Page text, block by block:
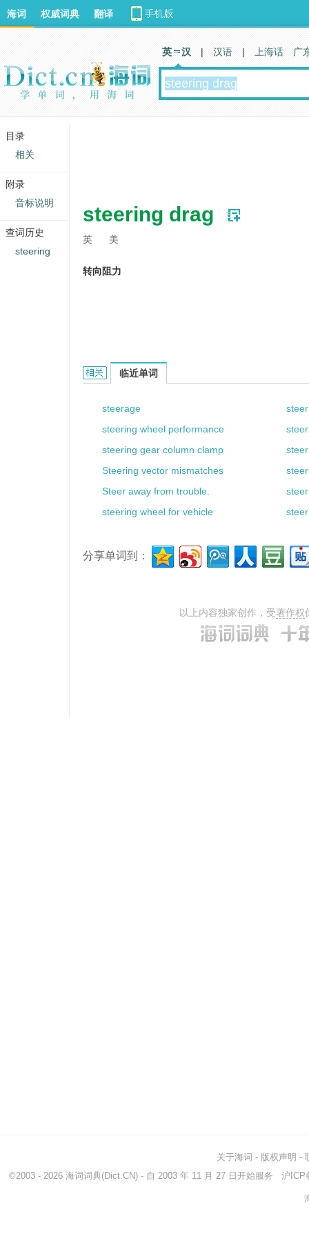
steering drag
英 美
转向阻力
steering drag的相关资料：
临近单词
steerage
steer
steering wheel performance
steering gear column clamp
Steering vector mismatches
Steer away from trouble.
steering wheel for vehicle
分享单词到：
以上内容独家创作，受著作权
海词 权威词典 翻译
英 汉 | 汉语 | 上海话 广
关于海词 - 版权声明 -
©2003 - 2026 海词词典(Dict.CN) - 自 2003 年 11 月 27 日开始服务 沪ICP
目录
相关
附录
音标说明
查词历史
steering